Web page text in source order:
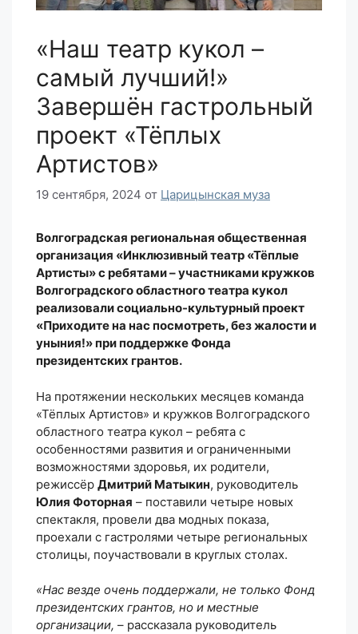
«Наш театр кукол –
самый лучший!»
Завершён гастрольный
проект «Тёплых
Артистов»
19 сентября, 2024 от Царицынская муза
Волгоградская региональная общественная
организация «Инклюзивный театр «Тёплые
Артисты» с ребятами–участниками кружков
Волгоградского областного театра кукол
реализовалисоциально-культурный проект
«Приходите на нас посмотреть, без жалости и
уныния!»при поддержкеФонда
президентских грантов.
На протяжении нескольких месяцев команда
«Тёплых Артистов» и кружков Волгоградского
областного театра кукол – ребята с
особенностями развития и ограниченными
возможностями здоровья, их родители,
режиссёр Дмитрий Матыкин, руководитель
Юлия Фоторная – поставили четыре новых
спектакля, провели два модных показа,
проехали с гастролями четыре региональных
столицы, поучаствовали в круглых столах.
«Нас везде очень поддержали, не только Фонд
президентских грантов, но и местные
организации, – рассказала руководитель